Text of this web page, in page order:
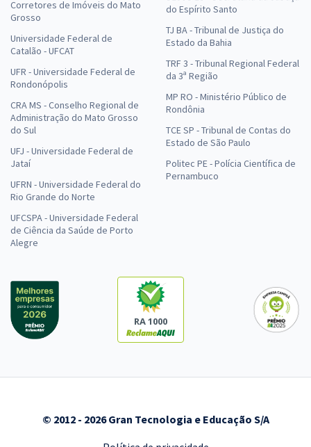
Corretores de Imóveis do Mato
Grosso
Universidade Federal de
Catalão - UFCAT
UFR - Universidade Federal de
Rondonópolis
CRA MS - Conselho Regional de
Administração do Mato Grosso
do Sul
UFJ - Universidade Federal de
Jataí
UFRN - Universidade Federal do
Rio Grande do Norte
UFCSPA - Universidade Federal
de Ciência da Saúde de Porto
Alegre
do Espírito Santo
TJ BA - Tribunal de Justiça do
Estado da Bahia
TRF 3 - Tribunal Regional Federal
da 3ª Região
MP RO - Ministério Público de
Rondônia
TCE SP - Tribunal de Contas do
Estado de São Paulo
Politec PE - Polícia Científica de
Pernambuco
RA 1000
© 2012 - 2026 Gran Tecnologia e Educação S/A